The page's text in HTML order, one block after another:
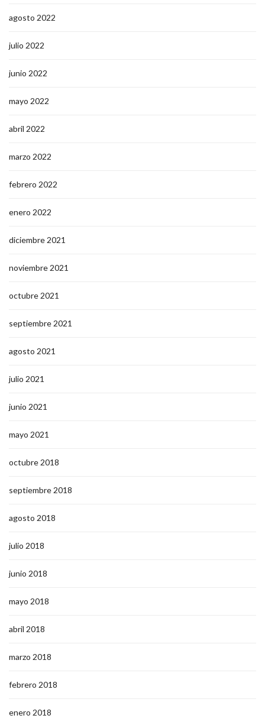
agosto 2022
julio 2022
junio 2022
mayo 2022
abril 2022
marzo 2022
febrero 2022
enero 2022
diciembre 2021
noviembre 2021
octubre 2021
septiembre 2021
agosto 2021
julio 2021
junio 2021
mayo 2021
octubre 2018
septiembre 2018
agosto 2018
julio 2018
junio 2018
mayo 2018
abril 2018
marzo 2018
febrero 2018
enero 2018